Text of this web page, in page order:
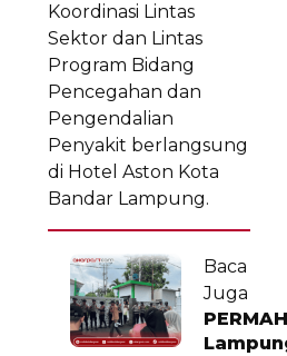
Koordinasi Lintas
Sektor dan Lintas
Program Bidang
Pencegahan dan
Pengendalian
Penyakit berlangsung
di Hotel Aston Kota
Bandar Lampung.
Baca
Juga